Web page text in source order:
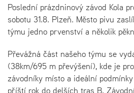
Poslední prázdninový závod Kola
sobotu 31.8. Plzeň. Město pivu
týmu jedno prvenství a několik
Převážná část našeho týmu se
(38km/695 m převýšení), kde je
závodníky místo a ideální
příští rok do delších tras B.